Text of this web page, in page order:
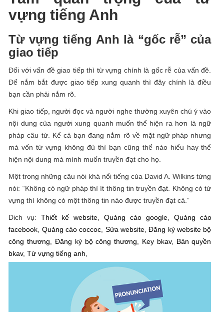
vựng tiếng Anh
Từ vựng tiếng Anh là “gốc rễ” của
giao tiếp
Đối với vấn đề giao tiếp thì từ vựng chính là gốc rễ của vấn đề.
Để nắm bắt được giao tiếp xung quanh thì đây chính là điều
bạn cần phải nắm rõ.
Khi giao tiếp, người đọc và người nghe thường xuyên chú ý vào
nội dung của người xung quanh muốn thể hiện ra hơn là ngữ
pháp câu từ. Kể cả bạn đang nắm rõ về mặt ngữ pháp nhưng
mà vốn từ vựng không đủ thì bạn cũng thể nào hiểu hay thể
hiện nội dung mà mình muốn truyền đạt cho họ.
Một trong những câu nói khá nổi tiếng của David A. Wilkins từng
nói: “Không có ngữ pháp thì ít thông tin truyền đạt. Không có từ
vựng thì không có một thông tin nào được truyền đạt cả.”
Dich vụ:Thiết kế website, Quảng cáo google, Quảng cáo
facebook, Quảng cáo coccoc, Sửa website,Đăng ký website bộ
công thương, Đăng ký bộ công thương, Key bkav, Bản quyền
bkav,Từ vựng tiếng anh,